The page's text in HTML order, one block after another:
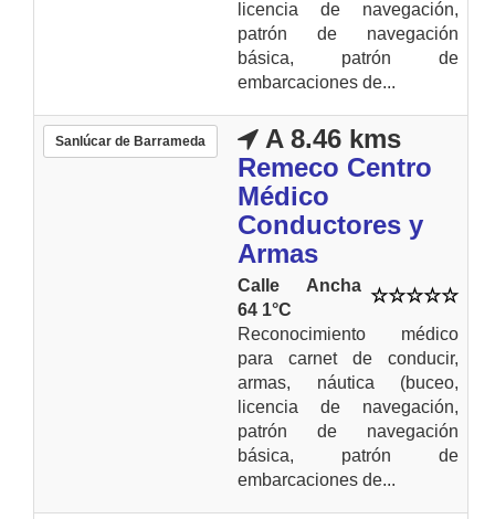
licencia de navegación,
patrón de navegación
básica, patrón de
embarcaciones de...
Sanlúcar de Barrameda
A 8.46 kms
Remeco Centro
Médico
Conductores y
Armas
Calle Ancha
64 1°C
Reconocimiento médico
para carnet de conducir,
armas, náutica (buceo,
licencia de navegación,
patrón de navegación
básica, patrón de
embarcaciones de...